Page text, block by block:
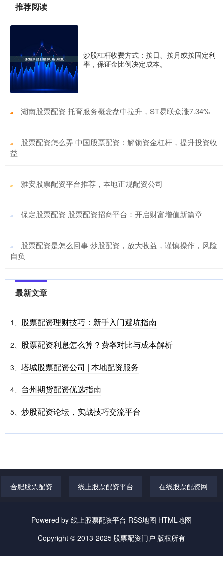
推荐阅读
炒股杠杆收费方式：按日、按月或按固定利
率，保证金比例决定成本。
​湖南股票配资 托育服务概念盘中拉升，ST易联众涨7.34%
​股票配资怎么弄 中国股票配资：解锁资金杠杆，提升投资收
益
​雅安股票配资平台推荐，本地正规配资公司
​保定股票配资 股票配资招商平台：开启财富增值新篇章
​股票配资是怎么回事 炒股配资，放大收益，谨慎操作，风险
自负
最新文章
1、 股票配资理财技巧：新手入门避坑指南
2、 股票配资利息怎么算？费率对比与成本解析
3、 塔城股票配资公司 | 本地配资服务
4、 台州期货配资优选指南
5、 炒股配资论坛，实战技巧交流平台
合肥股票配资 线上股票配资平台 在线股票配资网
Powered by 线上股票配资平台 RSS地图 HTML地图
Copyright © 2013-2025 股票配资门户 版权所有